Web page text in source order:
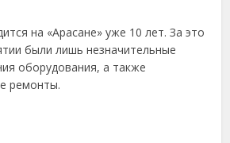
на «Арасане» уже 10 лет. За это
были лишь незначительные
оборудования, а также
ремонты.